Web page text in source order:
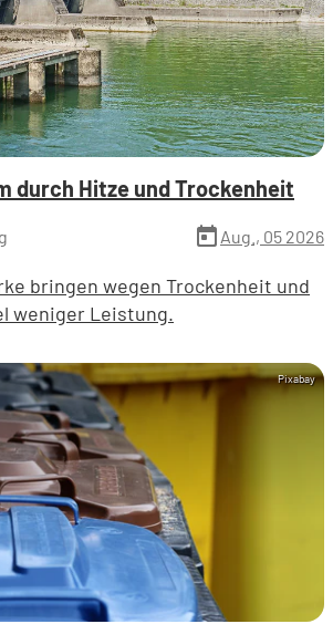
durch Hitze und Trockenheit
today Aug., 05 2026
bringen wegen Trockenheit und
weniger Leistung.
Pixabay